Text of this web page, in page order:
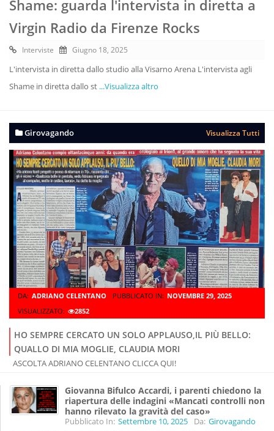
Shame: guarda l'intervista in diretta a
Virgin Radio da Firenze Rocks
Interviste Giugno 18, 2025
L'intervista in diretta dallo studio alla Visarno Arena L'intervista agli
Shame in diretta dallo st ...Visualizza altro
Girovagando Visualizza Tutti
DA: ADRIANO CELENTANO PUBBLICATO IN: NOVEMBRE 29, 2025
VISUALIZZATO:
2852
HO SEMPRE CERCATO UN SOLO APPLAUSO,IL PIÙ BELLO:
QUALLO DI MIA MOGLIE, CLAUDIA MORI
ASCOLTA ADRIANO CELENTANO CLICCA QUI!
Giovanna Bifulco Accardi, i parenti chiedono la
riapertura delle indagini «Mancati controlli non
hanno rilevato la gravità del caso»
Pubblicato In: Settembre 10, 2025 Da: Girovagando